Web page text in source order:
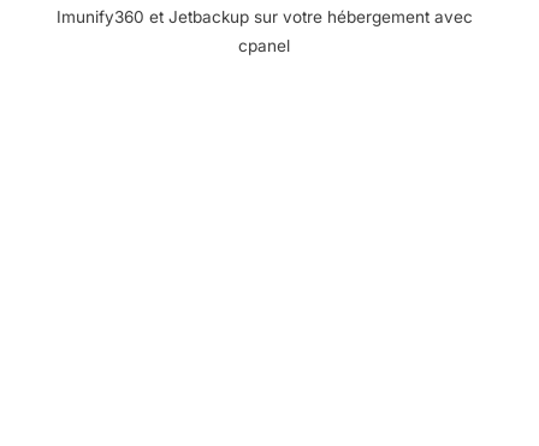
Imunify360 et Jetbackup sur votre hébergement avec
cpanel